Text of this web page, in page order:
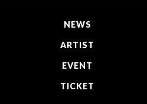
NEWS
ARTIST
EVENT
TICKET